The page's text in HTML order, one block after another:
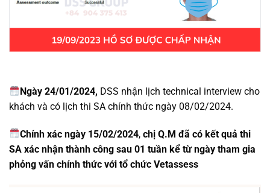
Ngày 24/01/2024, DSS nhận lịch technical interview cho
khách và có lịch thi SA chính thức ngày 08/02/2024.
Chính xác ngày 15/02/2024,chị Q.M đã có kết quả thi
SA xác nhận thành công sau 01 tuần kể từ ngày tham gia
phỏng vấn chính thức với tổ chức Vetassess